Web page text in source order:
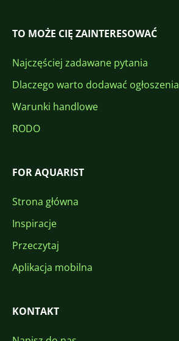
TO MOŻE CIĘ ZAINTERESOWAĆ
Najczęściej zadawane pytania
Dlaczego warto dodawać ogłoszenia
Warunki handlowe
RODO
FOR AQUARIST
Strona główna
Inspiracje
Przeczytaj
Aplikacja mobilna
KONTAKT